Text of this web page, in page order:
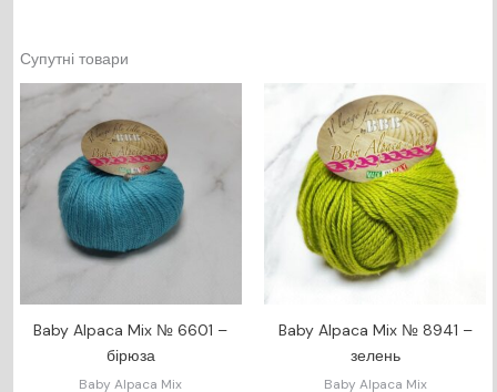
Супутні товари
Baby Alpaca Mix № 6601 –
бірюза
Baby Alpaca Mix
Baby Alpaca Mix № 8941 –
зелень
Baby Alpaca Mix